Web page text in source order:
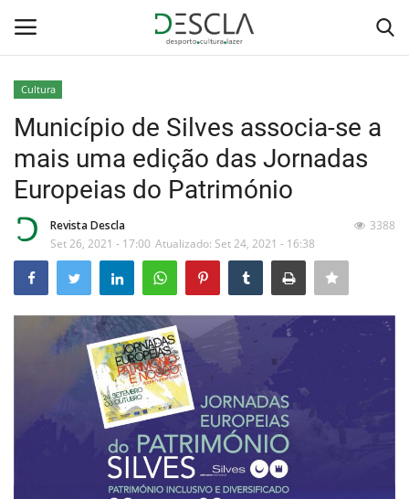
Home
...by Descla
Desporto
Sobre Nós
Estatuto Editorial
Saúde
Cultura
Município de Silves associa-se a
mais uma edição das Jornadas
Europeias do Património
Revista Descla
Set 26, 2021 - 17:00 Atualizado: Set 24, 2021 - 16:38
3388